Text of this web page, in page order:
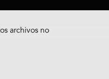
archivos no